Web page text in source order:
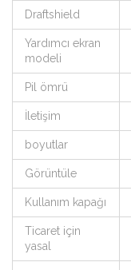
Draftshield
Yardımcı ekran
modeli
Pil ömrü
İletişim
boyutlar
Görüntüle
Kullanım kapağı
Ticaret için
yasal